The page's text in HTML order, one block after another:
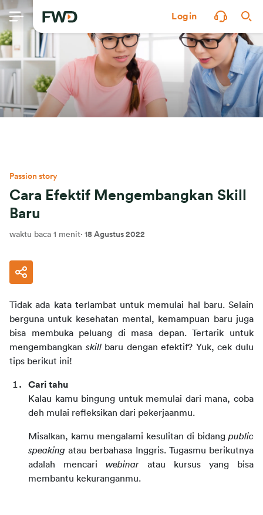
Login
Passion story
Cara Efektif Mengembangkan Skill
Baru
waktu baca 1 menit· 18 Agustus 2022
Tidak ada kata terlambat untuk memulai hal baru. Selain
berguna untuk kesehatan mental, kemampuan baru juga
bisa membuka peluang di masa depan. Tertarik untuk
mengembangkan skill baru dengan efektif? Yuk, cek dulu
tips berikut ini!
Cari tahu
Kalau kamu bingung untuk memulai dari mana, coba
deh mulai refleksikan dari pekerjaanmu.
Misalkan, kamu mengalami kesulitan di bidang public
speaking atau berbahasa Inggris. Tugasmu berikutnya
adalah mencari webinar atau kursus yang bisa
membantu kekuranganmu.